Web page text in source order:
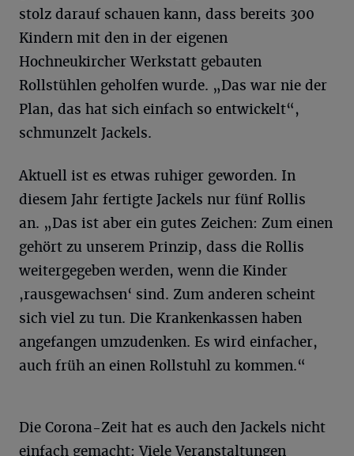
stolz darauf schauen kann, dass bereits 300
Kindern mit den in der eigenen
Hochneukircher Werkstatt gebauten
Rollstühlen geholfen wurde. „Das war nie der
Plan, das hat sich einfach so entwickelt“,
schmunzelt Jackels.
Aktuell ist es etwas ruhiger geworden. In
diesem Jahr fertigte Jackels nur fünf Rollis
an. „Das ist aber ein gutes Zeichen: Zum einen
gehört zu unserem Prinzip, dass die Rollis
weitergegeben werden, wenn die Kinder
,rausgewachsen‘ sind. Zum anderen scheint
sich viel zu tun. Die Krankenkassen haben
angefangen umzudenken. Es wird einfacher,
auch früh an einen Rollstuhl zu kommen.“
Die Corona-Zeit hat es auch den Jackels nicht
einfach gemacht: Viele Veranstaltungen